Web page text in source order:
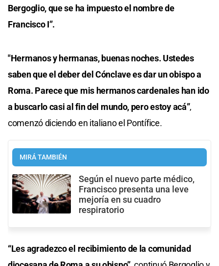
Bergoglio, que se ha impuesto el nombre de
Francisco I”.
"Hermanos y hermanas, buenas noches. Ustedes
saben que el deber del Cónclave es dar un obispo a
Roma. Parece que mis hermanos cardenales han ido
a buscarlo casi al fin del mundo, pero estoy acá”,
comenzó diciendo en italiano el Pontífice.
MIRÁ TAMBIÉN
Según el nuevo parte médico,
Francisco presenta una leve
mejoría en su cuadro
respiratorio
“Les agradezco el recibimiento de la comunidad